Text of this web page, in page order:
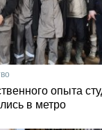
опыта
в метро